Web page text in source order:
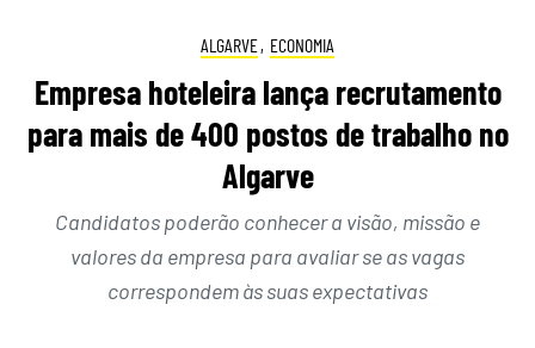
ALGARVE, ECONOMIA
Empresa hoteleira lança recrutamento
para mais de 400 postos de trabalho no
Algarve
Candidatos poderão conhecer a visão, missão e
valores da empresa para avaliar se as vagas
correspondem às suas expectativas